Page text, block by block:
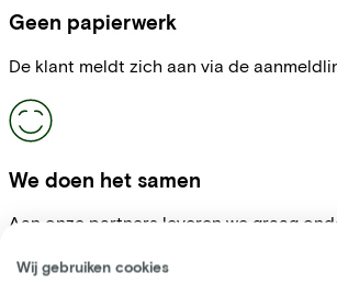
Geen papierwerk
De klant meldt zich aan via de
We doen het samen
Aan onze partners leveren we graag
Wij gebruiken cookies